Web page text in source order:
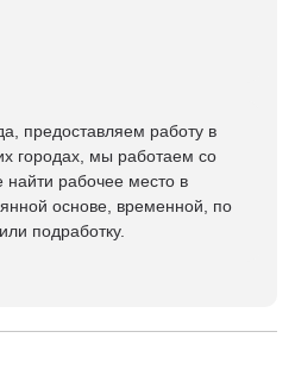
предоставляем работу в
городах, мы работаем со
рабочее место в
основе, временной, по
подработку.